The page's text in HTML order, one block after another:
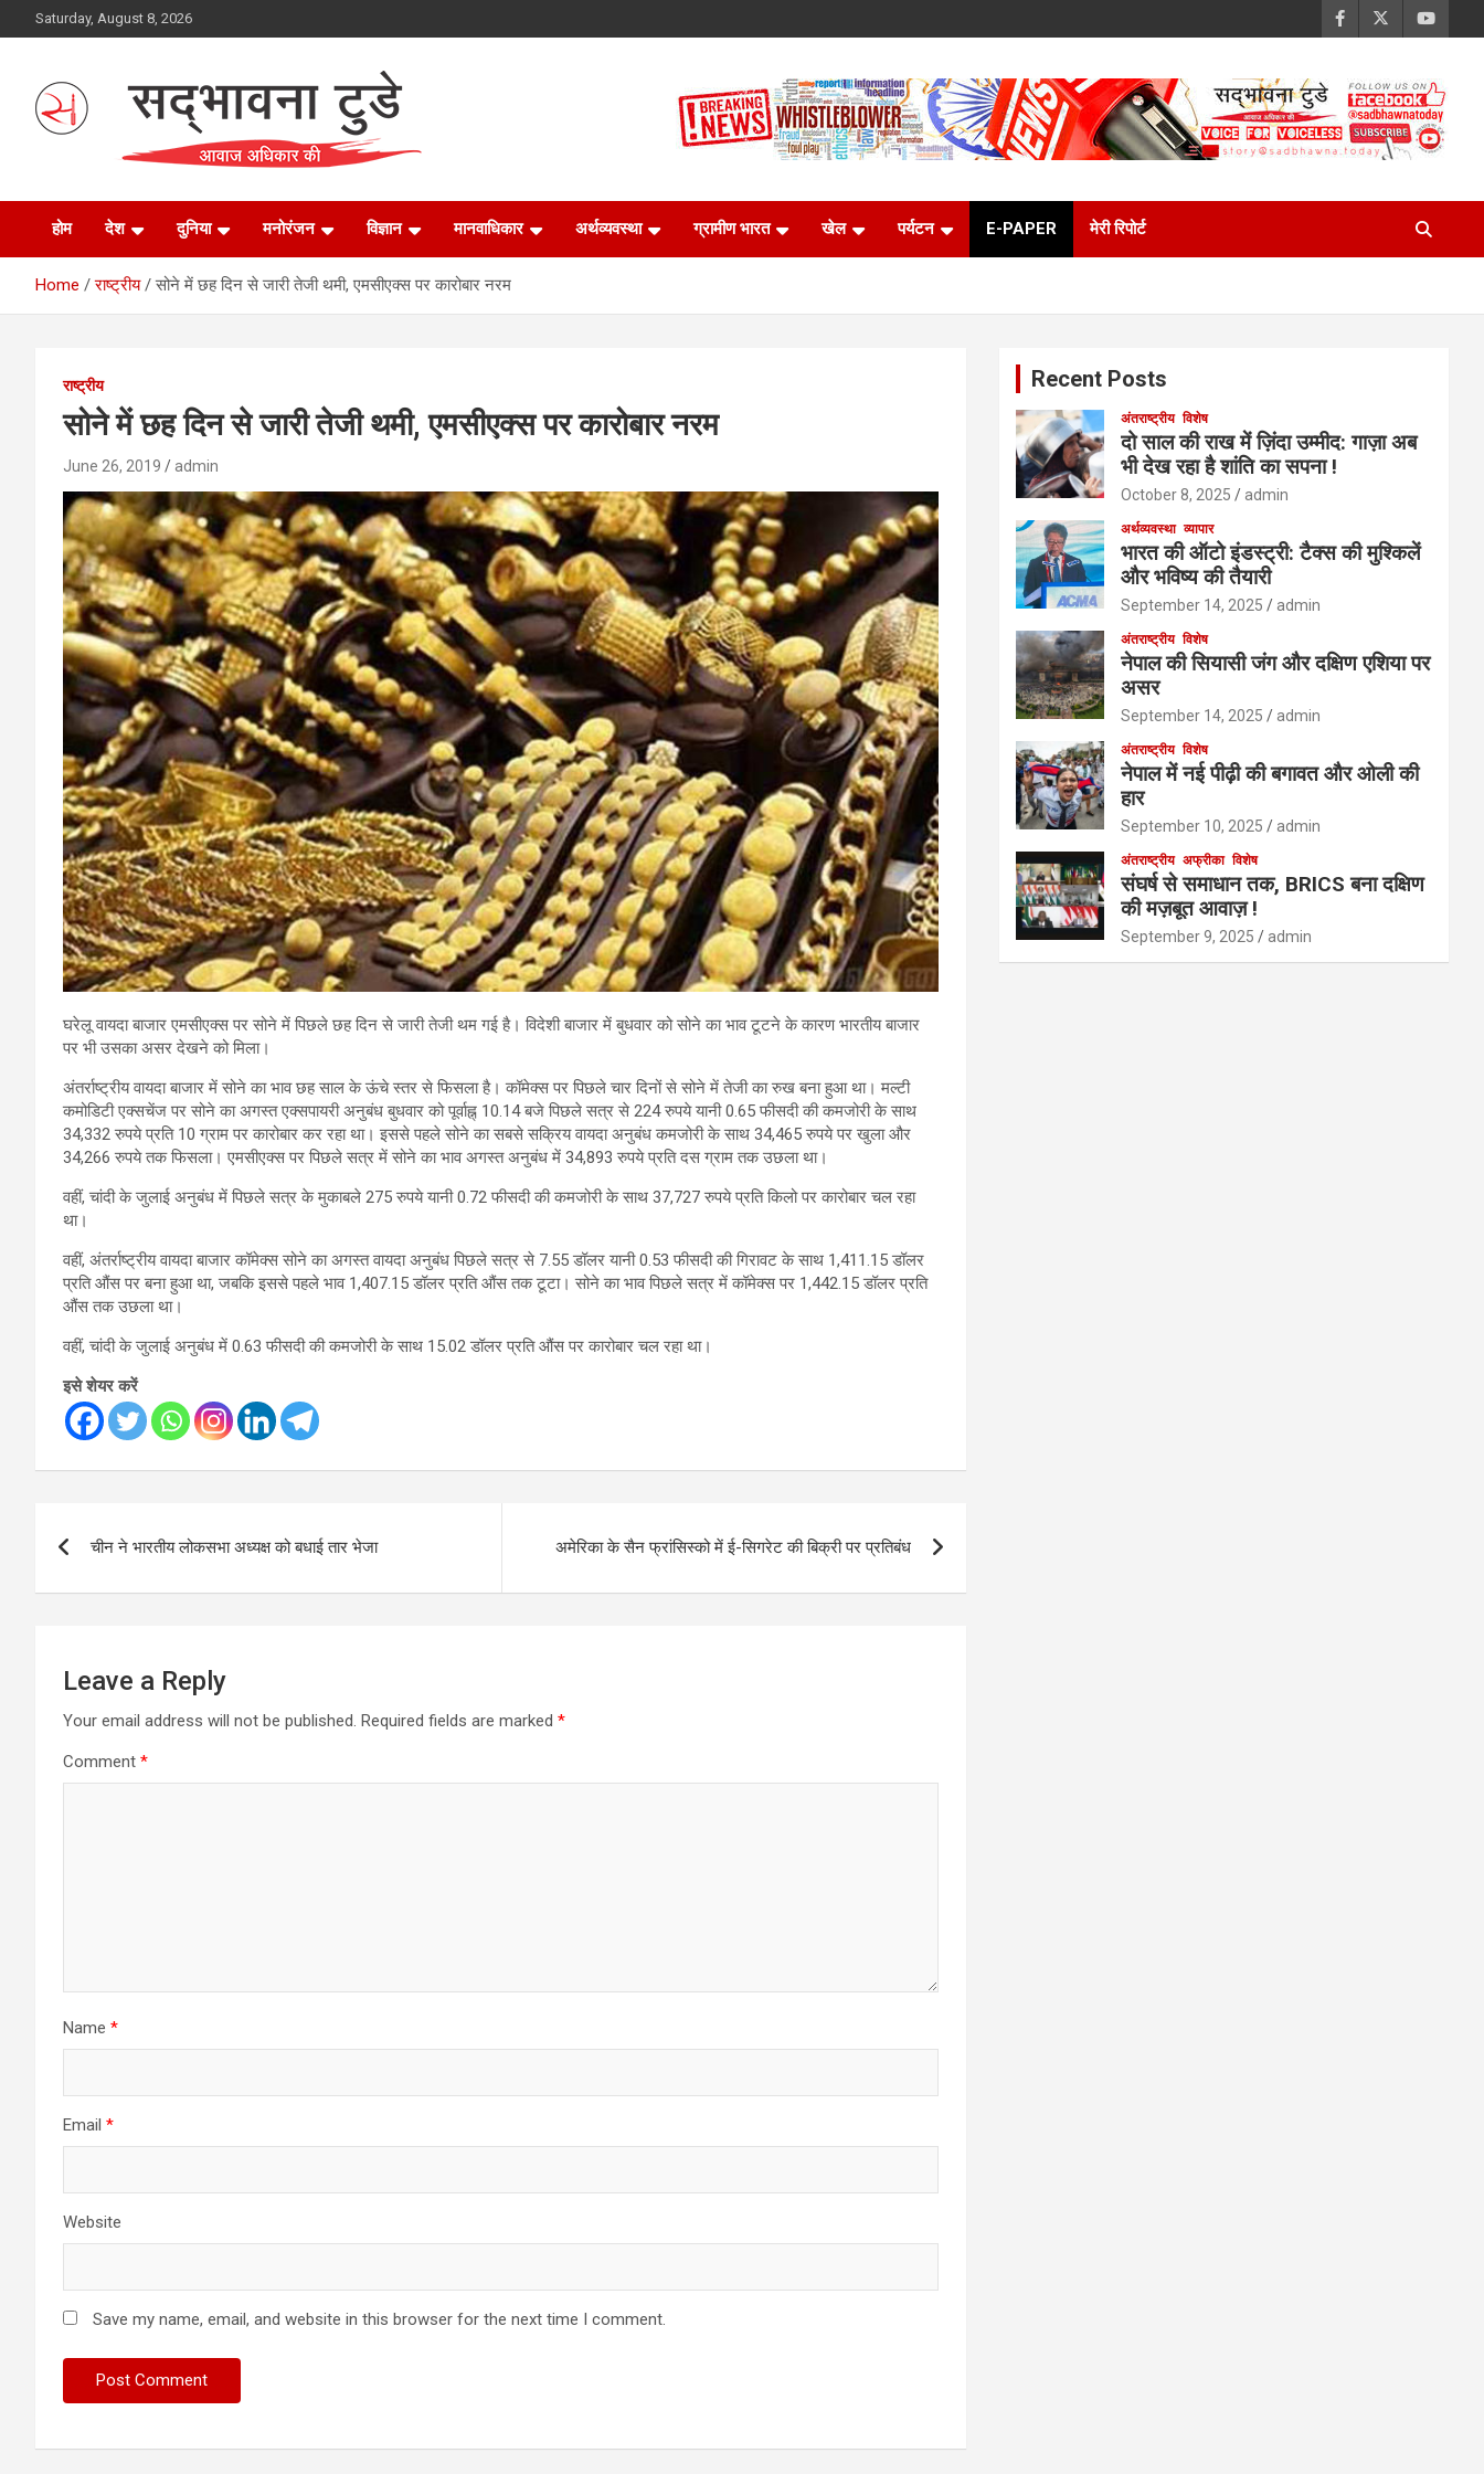
to
Saturday, August 8, 2026
Sadbhawna Today
होम देश दुनिया मनोरंजन विज्ञान मानवाधिकार अर्थव्यवस्था ग्रामीण भारत खेल पर्यटन E-PAPER मेरी रिपोर्ट
Home राष्ट्रीय सोने में छह दिन से जारी तेजी थमी, एमसीएक्स पर कारोबार नरम
राष्ट्रीय
सोने में छह दिन से जारी तेजी थमी, एमसीएक्स पर कारोबार नरम
June 26, 2019 admin
घरेलू वायदा बाजार एमसीएक्स पर सोने में पिछले छह दिन से जारी तेजी थम गई है। विदेशी बाजार में बुधवार को सोने का भाव टूटने के कारण भारतीय बाजार
पर भी उसका असर देखने को मिला।
अंतर्राष्ट्रीय वायदा बाजार में सोने का भाव छह साल के ऊंचे स्तर से फिसला है। कॉमेक्स पर पिछले चार दिनों से सोने में तेजी का रुख बना हुआ था। मल्टी
कमोडिटी एक्सचेंज पर सोने का अगस्त एक्सपायरी अनुबंध बुधवार को पूर्वाह्न् 10.14 बजे पिछले सत्र से 224 रुपये यानी 0.65 फीसदी की कमजोरी के साथ
34,332 रुपये प्रति 10 ग्राम पर कारोबार कर रहा था। इससे पहले सोने का सबसे सक्रिय वायदा अनुबंध कमजोरी के साथ 34,465 रुपये पर खुला और
34,266 रुपये तक फिसला। एमसीएक्स पर पिछले सत्र में सोने का भाव अगस्त अनुबंध में 34,893 रुपये प्रति दस ग्राम तक उछला था।
वहीं, चांदी के जुलाई अनुबंध में पिछले सत्र के मुकाबले 275 रुपये यानी 0.72 फीसदी की कमजोरी के साथ 37,727 रुपये प्रति किलो पर कारोबार चल रहा
था।
वहीं, अंतर्राष्ट्रीय वायदा बाजार कॉमेक्स सोने का अगस्त वायदा अनुबंध पिछले सत्र से 7.55 डॉलर यानी 0.53 फीसदी की गिरावट के साथ 1,411.15 डॉलर
प्रति औंस पर बना हुआ था, जबकि इससे पहले भाव 1,407.15 डॉलर प्रति औंस तक टूटा। सोने का भाव पिछले सत्र में कॉमेक्स पर 1,442.15 डॉलर प्रति
औंस तक उछला था।
वहीं, चांदी के जुलाई अनुबंध में 0.63 फीसदी की कमजोरी के साथ 15.02 डॉलर प्रति औंस पर कारोबार चल रहा था।
इसे शेयर करें
navigation
चीन ने भारतीय लोकसभा अध्यक्ष को बधाई तार भेजा अमेरिका के सैन फ्रांसिस्को में ई-सिगरेट की बिक्री पर प्रतिबंध
Leave a Reply
Your email address will not be published. Required fields are marked *
Comment *
Name *
Email *
Website
Save my name, email, and website in this browser for the next time I comment.
Recent Posts
अंतराष्ट्रीय विशेष
दो साल की राख में ज़िंदा उम्मीद: गाज़ा अब
भी देख रहा है शांति का सपना !
October 8, 2025 admin
अर्थव्यवस्था व्यापार
भारत की ऑटो इंडस्ट्री: टैक्स की मुश्किलें
और भविष्य की तैयारी
September 14, 2025 admin
अंतराष्ट्रीय विशेष
नेपाल की सियासी जंग और दक्षिण एशिया पर
असर
September 14, 2025 admin
अंतराष्ट्रीय विशेष
नेपाल में नई पीढ़ी की बगावत और ओली की
हार
September 10, 2025 admin
अंतराष्ट्रीय अफ्रीका विशेष
संघर्ष से समाधान तक, BRICS बना दक्षिण
की मज़बूत आवाज़ !
September 9, 2025 admin